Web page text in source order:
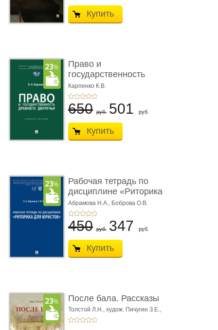
Купить
Право и
государственность
Древнего Двуречья. �
...
Карпенко К.В.
650 руб. 501 руб.
Купить
Рабочая тетрадь по
дисциплине «Риторика
для ю� ...
Абрамова Н.А., Боброва О.В.
450 руб. 347 руб.
Купить
После бала. Рассказы
Толстой Л.Н., худож. Пичугин З.Е.,
худож. Лебедев А.И.,